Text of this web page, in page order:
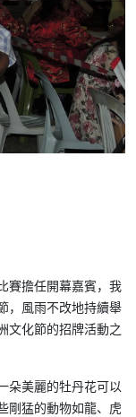
賽擔任開幕嘉賓，我
，風雨不改地持續舉
文化節的招牌活動之
朵美麗的牡丹花可以
剛猛的動物如龍、虎